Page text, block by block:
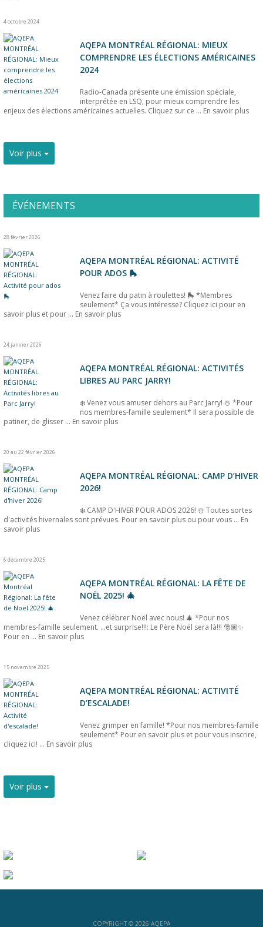
4 octobre 2024
AQEPA MONTRÉAL RÉGIONAL: MIEUX
COMPRENDRE LES ÉLECTIONS AMÉRICAINES
2024
Radio-Canada présente une émission spéciale,
interprétée en LSQ, pour mieux comprendre les
enjeux des élections américaines actuelles. Cliquez sur ce ... En savoir plus
Voir plus
ÉVÉNEMENTS
28 février 2026
AQEPA MONTRÉAL RÉGIONAL: ACTIVITÉ
POUR ADOS 🛼
Venez faire du patin à roulettes! 🛼 *Membres
seulement* Ça vous intéresse? Cliquez ici pour en
savoir plus et pour ... En savoir plus
24 janvier 2026
AQEPA MONTRÉAL RÉGIONAL: ACTIVITÉS
LIBRES AU PARC JARRY!
❄️ Venez vous amuser dehors au Parc Jarry! ☃️ *Pour
nos membres-famille seulement* Il sera possible de
patiner, de glisser ... En savoir plus
20 au 22 février 2026
AQEPA MONTRÉAL RÉGIONAL: CAMP D’HIVER
2026!
❄️ CAMP D'HIVER POUR ADOS 2026! ☃️ Toutes sortes
d'activités hivernales sont prévues. Pour en savoir plus ou pour vous ... En
savoir plus
6 décembre 2025
AQEPA MONTRÉAL RÉGIONAL: LA FÊTE DE
NOËL 2025! 🎄
Venez célébrer Noël avec nous! 🎄 *Pour nos
membres-famille seulement. ...et surprise!!!: Le Père Noël sera là!!! 🎅🏽✨
Pour en ... En savoir plus
15 novembre 2025
AQEPA MONTRÉAL RÉGIONAL: ACTIVITÉ
D’ESCALADE!
Venez grimper en famille! *Pour nos membres-famille
seulement* Pour en savoir plus et pour vous inscrire,
cliquez ici! ... En savoir plus
Voir plus
COPYRIGHT © 2026 AQEPA